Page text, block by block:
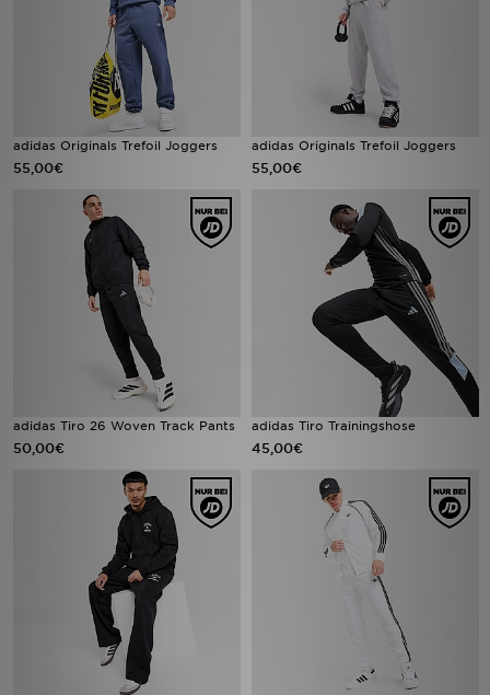
adidas Originals Trefoil Joggers
55,00€
adidas Originals Trefoil Joggers
55,00€
adidas Tiro 26 Woven Track Pants
50,00€
adidas Tiro Trainingshose
45,00€